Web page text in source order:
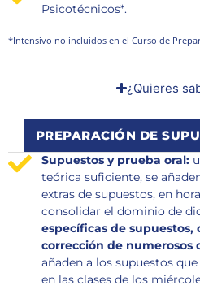
Psicotécnicos*.
*Intensivo no incluidos en el Curso de
¿Quieres
PREPARACIÓN DE
Supuestos y prueba oral:
teórica suficiente, se
extras de supuestos, en
consolidar el dominio de
específicas de supuestos,
corrección de numerosos
añaden a los supuestos
en las clases de los